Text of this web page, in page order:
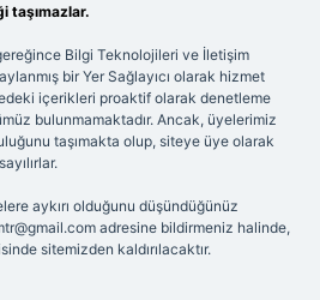
taşımazlar.
Bilgi Teknolojileri ve İletişim
bir Yer Sağlayıcı olarak hizmet
içerikleri proaktif olarak denetleme
bulunmamaktadır. Ancak, üyelerimiz
taşımakta olup, siteye üye olarak
aykırı olduğunu düşündüğünüz
adresine bildirmeniz halinde,
sitemizden kaldırılacaktır.